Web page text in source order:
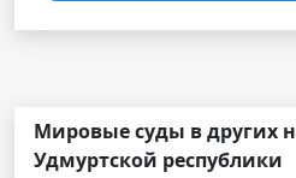
Мировые суды в других
Удмуртской республики